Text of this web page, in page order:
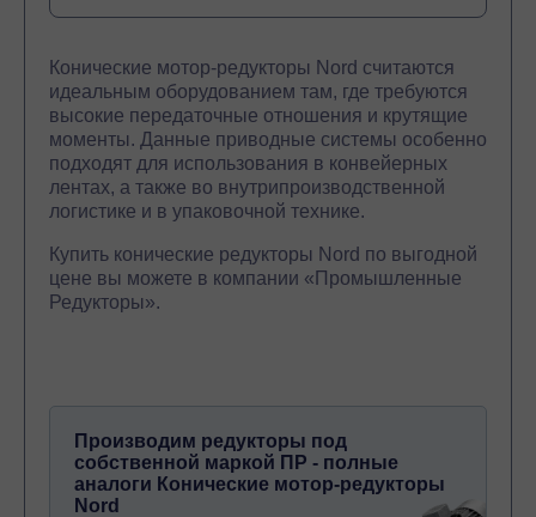
Конические мотор-редукторы Nord считаются
идеальным оборудованием там, где требуются
высокие передаточные отношения и крутящие
моменты. Данные приводные системы особенно
подходят для использования в конвейерных
лентах, а также во внутрипроизводственной
логистике и в упаковочной технике.
Купить конические редукторы Nord по выгодной
цене вы можете в компании «Промышленные
Редукторы».
Производим редукторы под
собственной маркой ПР - полные
аналоги Конические мотор-редукторы
Nord